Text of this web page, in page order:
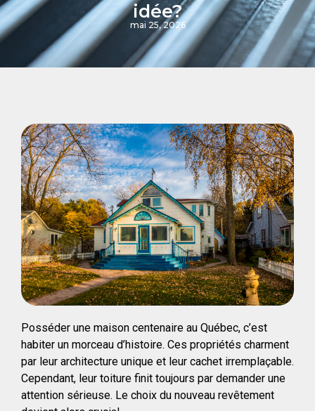
idée?
mai 25, 2026
Posséder une maison centenaire au Québec, c’est
habiter un morceau d’histoire. Ces propriétés charment
par leur architecture unique et leur cachet irremplaçable.
Cependant, leur toiture finit toujours par demander une
attention sérieuse. Le choix du nouveau revêtement